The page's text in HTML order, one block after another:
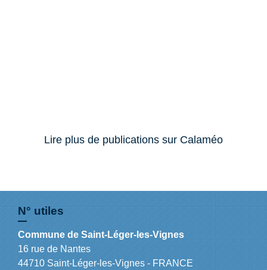
Lire plus de publications sur Calaméo
N° utiles
Commune de Saint-Léger-les-Vignes
16 rue de Nantes
44710 Saint-Léger-les-Vignes - FRANCE